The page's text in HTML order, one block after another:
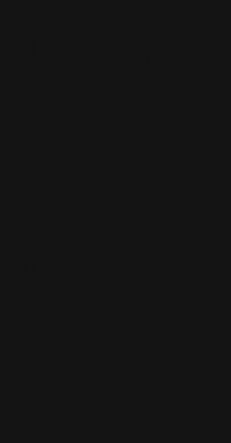
aient
et les
un
OTA et
clauses